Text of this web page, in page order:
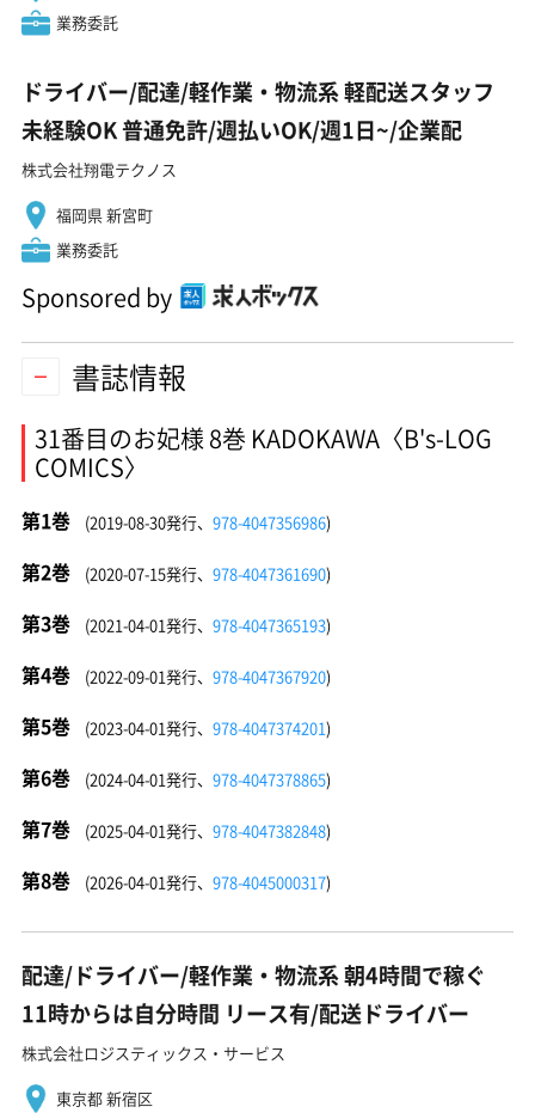
業務委託
ドライバー/配達/軽作業・物流系 軽配送スタッフ
未経験OK 普通免許/週払いOK/週1日~/企業配
株式会社翔電テクノス
福岡県 新宮町
業務委託
Sponsored by
書誌情報
31番目のお妃様 8巻 KADOKAWA〈B's-LOG
COMICS〉
第1巻 (2019-08-30発行、 978-4047356986)
第2巻 (2020-07-15発行、 978-4047361690)
第3巻 (2021-04-01発行、 978-4047365193)
第4巻 (2022-09-01発行、 978-4047367920)
第5巻 (2023-04-01発行、 978-4047374201)
第6巻 (2024-04-01発行、 978-4047378865)
第7巻 (2025-04-01発行、 978-4047382848)
第8巻 (2026-04-01発行、 978-4045000317)
配達/ドライバー/軽作業・物流系 朝4時間で稼ぐ
11時からは自分時間 リース有/配送ドライバー
株式会社ロジスティックス・サービス
東京都 新宿区